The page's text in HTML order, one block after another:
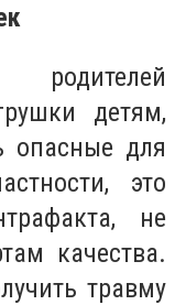
детям,
опасные для
это
не
качества.
травму